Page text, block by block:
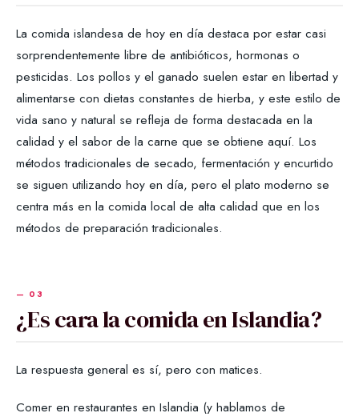
La comida islandesa de hoy en día destaca por estar casi
sorprendentemente libre de antibióticos, hormonas o
pesticidas. Los pollos y el ganado suelen estar en libertad y
alimentarse con dietas constantes de hierba, y este estilo de
vida sano y natural se refleja de forma destacada en la
calidad y el sabor de la carne que se obtiene aquí. Los
métodos tradicionales de secado, fermentación y encurtido
se siguen utilizando hoy en día, pero el plato moderno se
centra más en la comida local de alta calidad que en los
métodos de preparación tradicionales.
¿Es cara la comida en Islandia?
La respuesta general es sí, pero con matices.
Comer en restaurantes en Islandia (y hablamos de